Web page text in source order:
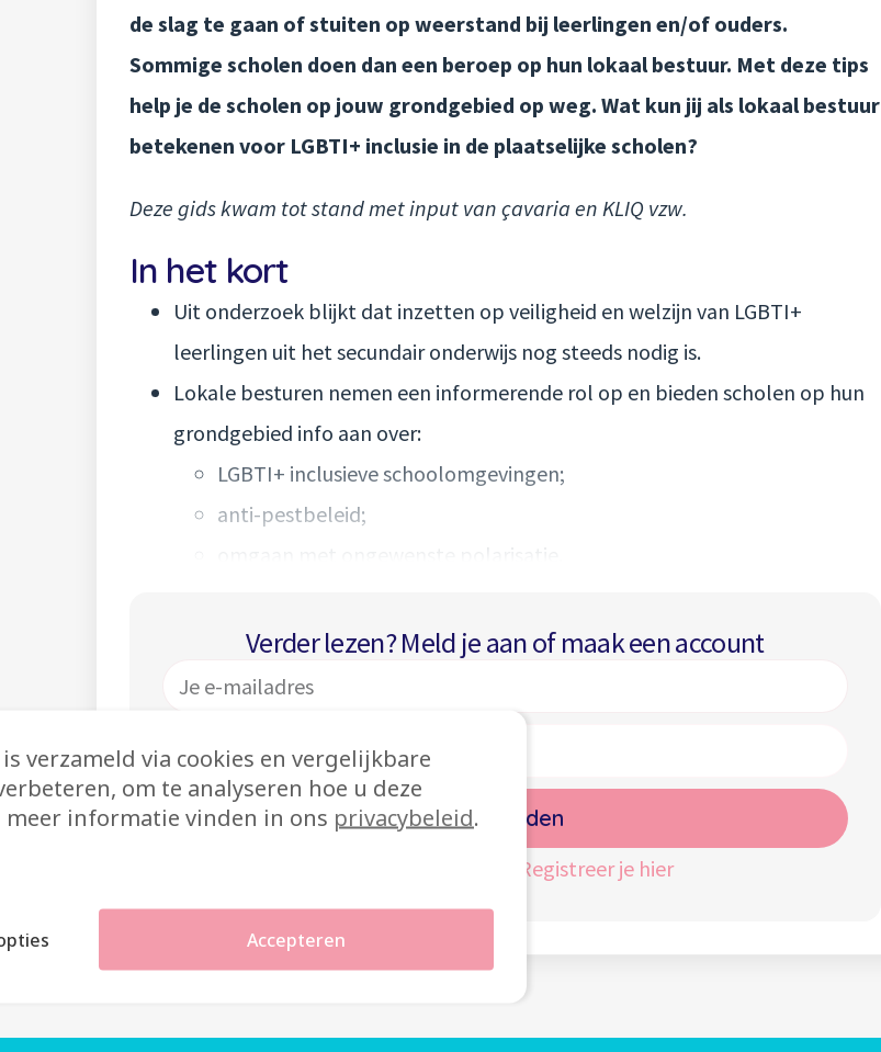
de slag te gaan of stuiten op weerstand bij leerlingen en/of ouders.
Sommige scholen doen dan een beroep op hun lokaal bestuur. Met deze tips
help je de scholen op jouw grondgebied op weg. Wat kun jij als lokaal bestuur
betekenen voor LGBTI+ inclusie in de plaatselijke scholen?
Deze gids kwam tot stand met input van çavaria en KLIQ vzw.
In het kort
Uit onderzoek blijkt dat inzetten op veiligheid en welzijn van LGBTI+
leerlingen uit het secundair onderwijs nog steeds nodig is.
Lokale besturen nemen een informerende rol op en bieden scholen op hun
grondgebied info aan over:
LGBTI+ inclusieve schoolomgevingen;
anti-pestbeleid;
omgaan met ongewenste polarisatie.
materiaal aan en/of verwijzen door naar interessante vormingen.
Verder lezen? Meld je aan of maak een account
Aanmelden
Registreer je hier
verzameld via cookies en vergelijkbare
om te analyseren hoe u deze
informatie vinden in ons privacybeleid.
Accepteren